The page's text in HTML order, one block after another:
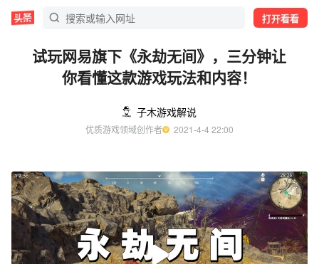
打开看看
试玩网易旗下《永劫无间》，三分钟让
你看懂这款游戏玩法和内容！
子木游戏解说
优质游戏领域创作者
  2021-4-4 22:00